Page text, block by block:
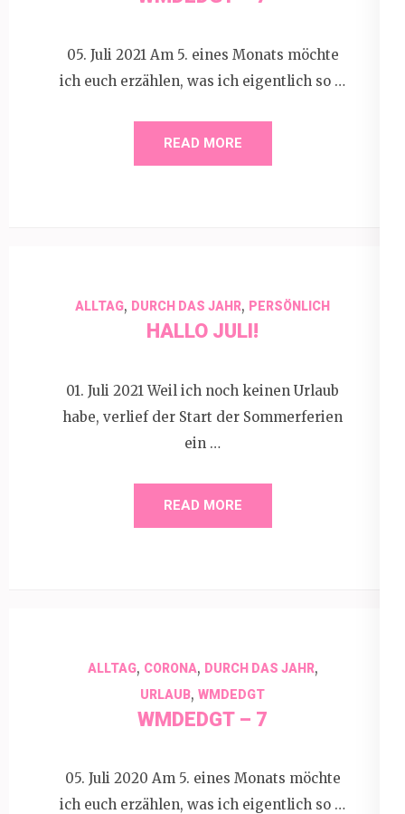
05. Juli 2021 Am 5. eines Monats möchte
ich euch erzählen, was ich eigentlich so …
READ MORE
ALLTAG, DURCH DAS JAHR, PERSÖNLICH
HALLO JULI!
01. Juli 2021 Weil ich noch keinen Urlaub
habe, verlief der Start der Sommerferien
ein …
READ MORE
ALLTAG, CORONA, DURCH DAS JAHR,
URLAUB, WMDEDGT
WMDEDGT – 7
05. Juli 2020 Am 5. eines Monats möchte
ich euch erzählen, was ich eigentlich so …